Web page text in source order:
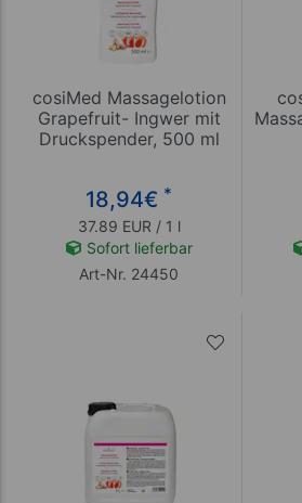
cosiMed Massagelotion
Grapefruit- Ingwer mit
Druckspender, 500 ml
18,94€ *
37.89 EUR / 1 l
Sofort lieferbar
Art-Nr. 24450